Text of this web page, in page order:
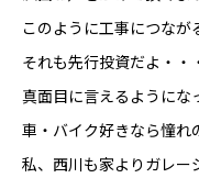
このように工事につなが
それも先行投資だよ・・
真面目に言えるようにな
車・バイク好きなら憧れ
私、西川も家よりガレ